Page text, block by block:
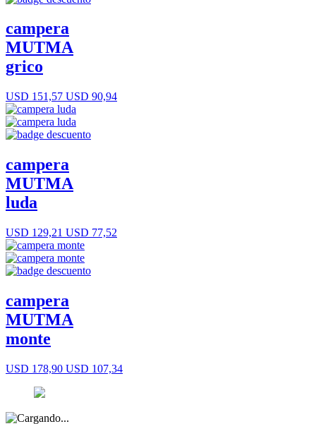
campera
MUTMA
grico
USD 151,57 USD 90,94
campera
MUTMA
luda
USD 129,21 USD 77,52
campera
MUTMA
monte
USD 178,90 USD 107,34